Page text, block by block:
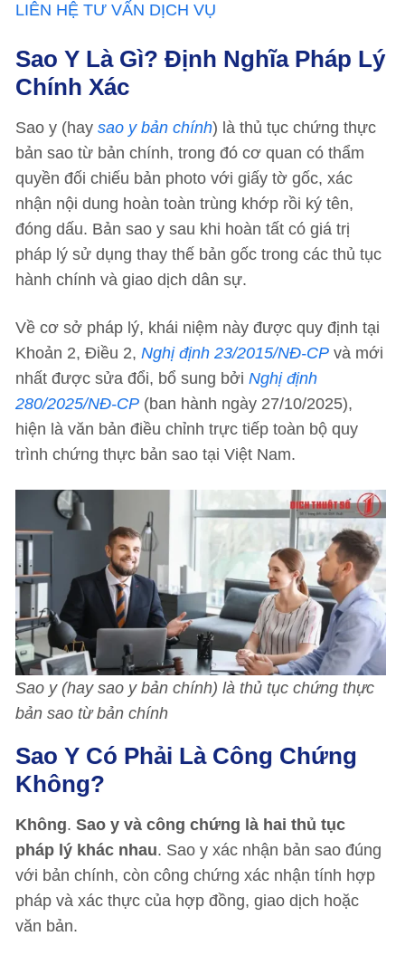
LIÊN HỆ TƯ VẤN DỊCH VỤ
Sao Y Là Gì? Định Nghĩa Pháp Lý
Chính Xác
Sao y (hay sao y bản chính) là thủ tục chứng thực
bản sao từ bản chính, trong đó cơ quan có thẩm
quyền đối chiếu bản photo với giấy tờ gốc, xác
nhận nội dung hoàn toàn trùng khớp rồi ký tên,
đóng dấu. Bản sao y sau khi hoàn tất có giá trị
pháp lý sử dụng thay thế bản gốc trong các thủ tục
hành chính và giao dịch dân sự.
Về cơ sở pháp lý, khái niệm này được quy định tại
Khoản 2, Điều 2, Nghị định 23/2015/NĐ-CP và mới
nhất được sửa đổi, bổ sung bởi Nghị định
280/2025/NĐ-CP (ban hành ngày 27/10/2025),
hiện là văn bản điều chỉnh trực tiếp toàn bộ quy
trình chứng thực bản sao tại Việt Nam.
Sao y (hay sao y bản chính) là thủ tục chứng thực
bản sao từ bản chính
Sao Y Có Phải Là Công Chứng
Không?
Không. Sao y và công chứng là hai thủ tục
pháp lý khác nhau. Sao y xác nhận bản sao đúng
với bản chính, còn công chứng xác nhận tính hợp
pháp và xác thực của hợp đồng, giao dịch hoặc
văn bản.